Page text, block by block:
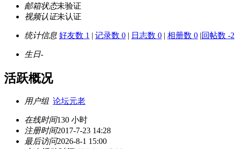
邮箱状态未验证
视频认证未认证
统计信息 好友数 1 | 记录数 0 | 日志数 0 | 相册数 0 |回帖数 -2
生日-
活跃概况
用户组 论坛元老
在线时间130 小时
注册时间2017-7-23 14:28
最后访问2026-8-1 15:00